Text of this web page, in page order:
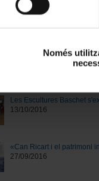
Només
Activitat de Víctor Alba, el
19/10/2016
Jornada sobre les
Les Escultures Baschet
13/10/2016
«Can Ricart i el patrimoni
27/09/2016